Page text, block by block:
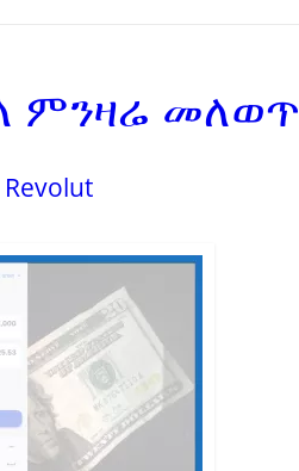
ምንዛሬ መለወጥ
Revolut